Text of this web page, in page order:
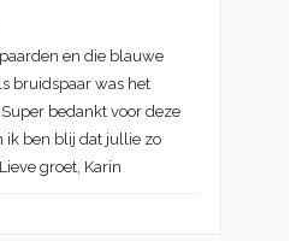
en die blauwe
bruidspaar was het
bedankt voor deze
ik ben blij dat jullie zo
groet, Karin